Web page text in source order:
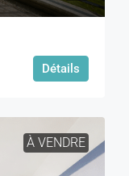
Détails
À VENDRE